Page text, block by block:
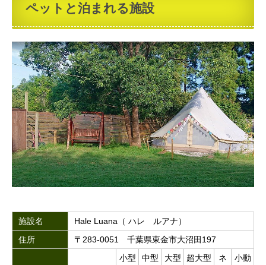
ペットと泊まれる施設
施設名
Hale Luana（ ハレ ルアナ）
住所
〒283-0051 千葉県東金市大沼田197
小型
中型
大型
超大型
ネ
小動